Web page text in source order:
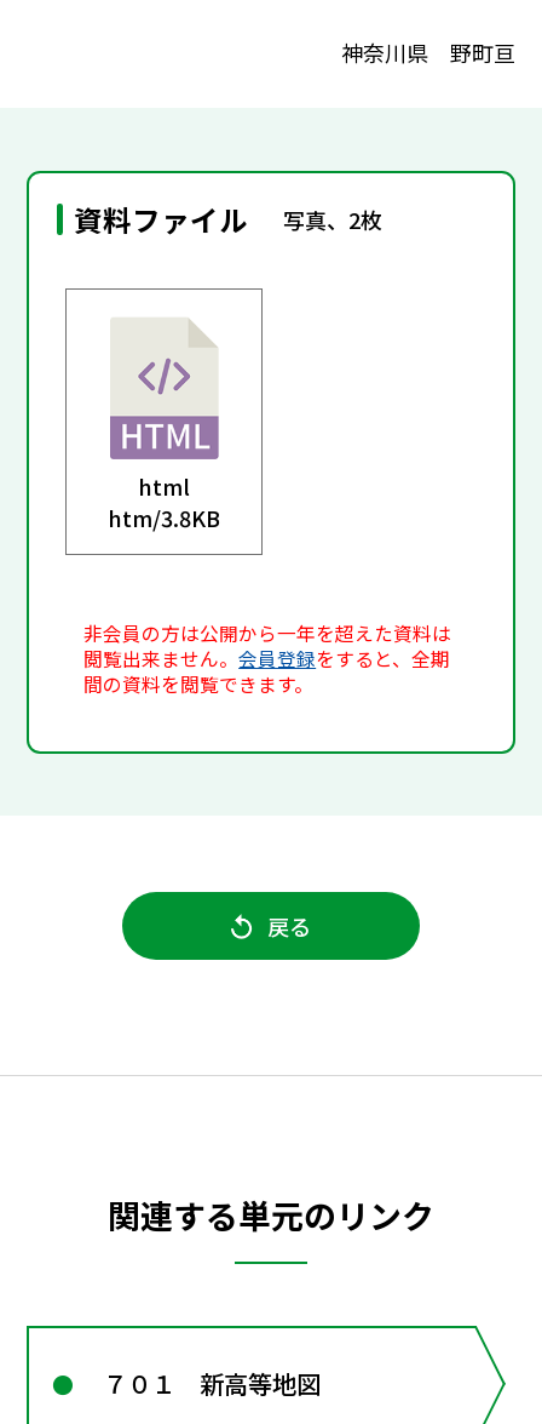
神奈川県 野町亘
資料ファイル 写真、2枚
html
htm/3.8KB
非会員の方は公開から一年を超えた資料は
閲覧出来ません。会員登録をすると、全期
間の資料を閲覧できます。
戻る
関連する単元のリンク
７０１ 新高等地図